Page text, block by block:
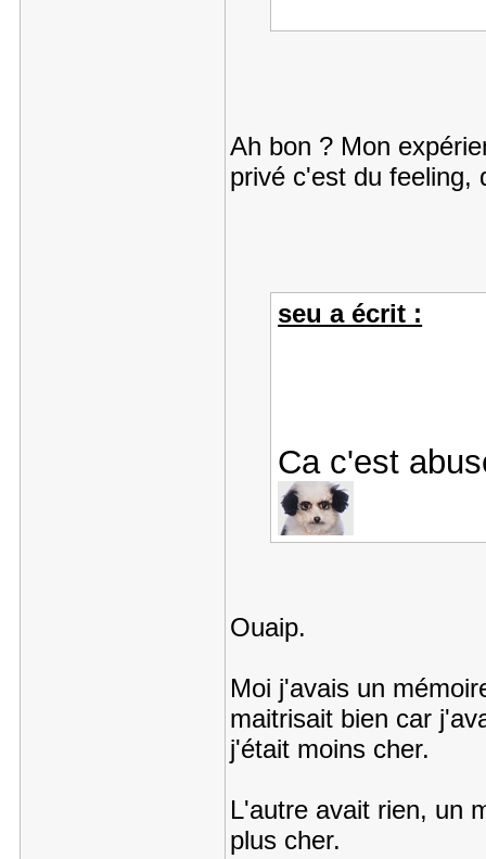
Ah bon ? Mon
privé c'est du
seu a écrit :
Ca c'est
Ouaip.
Moi j'avais un
maitrisait bien car
j'était moins cher.
L'autre avait rien, un
plus cher.